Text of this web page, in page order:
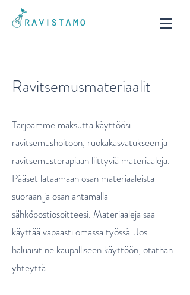
Ravitsemusmateriaalit
Tarjoamme maksutta käyttöösi
ravitsemushoitoon, ruokakasvatukseen ja
ravitsemusterapiaan liittyviä materiaaleja.
Pääset lataamaan osan materiaaleista
suoraan ja osan antamalla
sähköpostiosoitteesi. Materiaaleja saa
käyttää vapaasti omassa työssä. Jos
haluaisit ne kaupalliseen käyttöön, otathan
yhteyttä.